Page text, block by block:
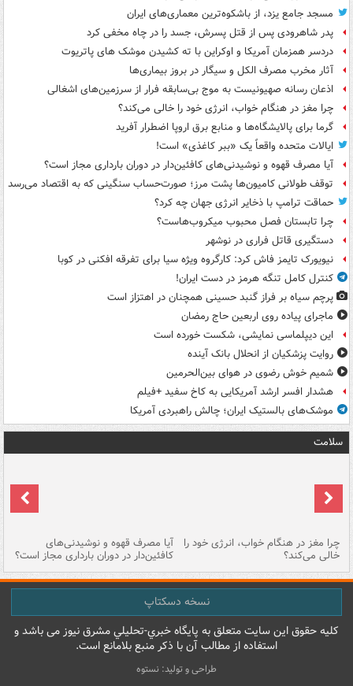
مسجد جامع یزد، از باشکوه‌ترین معماری‌های ایران
پدر شاهرودی پس از قتل پسرش، جسد را در چاه مخفی کرد
دردسر همزمان آمریکا و اوکراین با ته کشیدن موشک های پاتریوت
آثار مخرب مصرف الکل و سیگار در بروز بیماری‌ها
اذعان رسانه صهیونیست به موج بی‌سابقه فرار از سرزمین‌های اشغالی
چرا مغز در هنگام خواب، انرژی خود را خالی می‌کند؟
گرما برای پالایشگاه‌ها و منابع برق اروپا اضطرار آفرید
ایالات متحده واقعاً یک «ببر کاغذی» است!
آیا مصرف قهوه و نوشیدنی‌های کافئین‌دار در دوران بارداری مجاز است؟
توقف طولانی کامیون‌ها پشت مرز؛ صورت‌حساب سنگینی که به اقتصاد می‌رسد
حماقت ترامپ با ذخایر انرژی جهان چه کرد؟
چرا تابستان فصل محبوب میکروب‌هاست؟
دستگیری قاتل فراری در نوشهر
نیویورک تایمز فاش کرد: کارگروه ویژه سیا برای تفرقه افکنی در کوبا
کنترل کامل تنگه هرمز در دست ایران!
پرچم سیاه بر فراز گنبد حسینی همچنان در اهتزاز است
ماجرای پیاده روی اربعین حاج رمضان
این دیپلماسی نمایشی، شکست خورده است
روایت پزشکیان از انحلال بانک آینده
شمیم خوش رضوی در هوای بین‌الحرمین
هشدار افسر ارشد آمریکایی به کاخ سفید +فیلم
موشک‌های بالستیک ایران؛ چالش راهبردی آمریکا
سلامت
چرا مغز در هنگام خواب، انرژی خود را
خالی می‌کند؟
آیا مصرف قهوه و نوشیدنی‌های
کافئین‌دار در دوران بارداری مجاز است؟
نسخه دسکتاپ
کليه حقوق اين سايت متعلق به پایگاه خبري-تحليلي مشرق نيوز می باشد و
استفاده از مطالب آن با ذکر منبع بلامانع است.
طراحی و تولید: نستوه